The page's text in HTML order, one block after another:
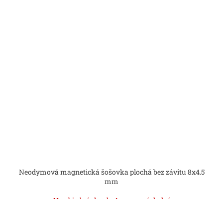
Neodymová magnetická šošovka plochá bez závitu 8x4.5
mm